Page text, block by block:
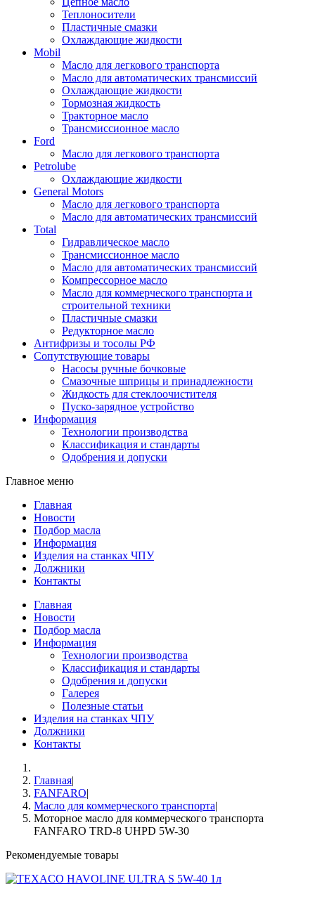
Теплоносители
Пластичные смазки
Охлаждающие жидкости
Mobil
Масло для легкового транспорта
Масло для автоматических трансмиссий
Охлаждающие жидкости
Тормозная жидкость
Тракторное масло
Трансмиссионное масло
Ford
Масло для легкового транспорта
Petrolube
Охлаждающие жидкости
General Motors
Масло для легкового транспорта
Масло для автоматических трансмиссий
Total
Гидравлическое масло
Трансмиссионное масло
Масло для автоматических трансмиссий
Компрессорное масло
Масло для коммерческого транспорта и
строительной техники
Пластичные смазки
Редукторное масло
Антифризы и тосолы РФ
Сопутствующие товары
Насосы ручные бочковые
Смазочные шприцы и принадлежности
Жидкость для стеклоочистителя
Пуско-зарядное устройство
Информация
Технологии производства
Классификация и стандарты
Одобрения и допуски
Главное меню
Главная
Новости
Подбор масла
Информация
Изделия на станках ЧПУ
Должники
Контакты
Главная
Новости
Подбор масла
Информация
Технологии производства
Классификация и стандарты
Одобрения и допуски
Галерея
Полезные статьи
Изделия на станках ЧПУ
Должники
Контакты
Главная|
FANFARO|
Масло для коммерческого транспорта|
Моторное масло для коммерческого транспорта
FANFARO TRD-8 UHPD 5W-30
Рекомендуемые товары